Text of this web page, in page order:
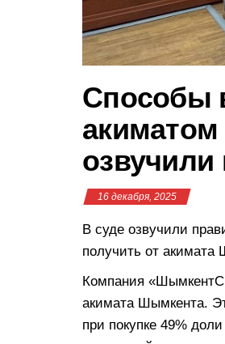
Способы
озвучили
16 декабря, 2025
В суде озвучили
получить от
Компания
акимата Шымкента.
при покупке 49%